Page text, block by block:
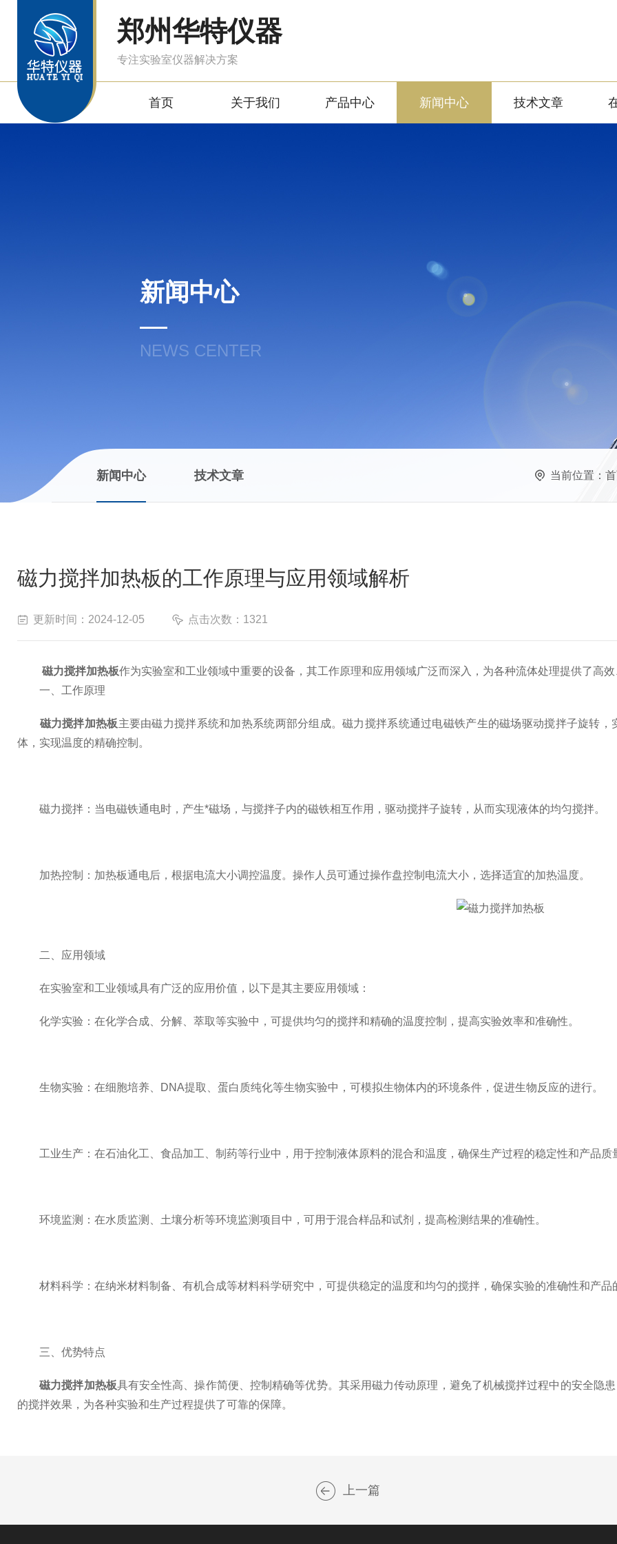
郑州华特仪器
专注实验室仪器解决方案
首页 关于我们 产品中心 新闻中心 技术文章
新闻中心
NEWS CENTER
新闻中心 技术文章 当前位置：
磁力搅拌加热板的工作原理与应用领域解析
更新时间：2024-12-05 点击次数：1321
磁力搅拌加热板作为实验室和工业领域中重要的设备，其工作原理和应用领域广泛而深入，为各种流体处理提供了高
一、工作原理
磁力搅拌加热板主要由磁力搅拌系统和加热系统两部分组成。磁力搅拌系统通过电磁铁产生的磁场驱动搅拌子旋转
体，实现温度的精确控制。
磁力搅拌：当电磁铁通电时，产生*磁场，与搅拌子内的磁铁相互作用，驱动搅拌子旋转，从而实现液体的均匀搅拌。
加热控制：加热板通电后，根据电流大小调控温度。操作人员可通过操作盘控制电流大小，选择适宜的加热温度。
二、应用领域
在实验室和工业领域具有广泛的应用价值，以下是其主要应用领域：
化学实验：在化学合成、分解、萃取等实验中，可提供均匀的搅拌和精确的温度控制，提高实验效率和准确性。
生物实验：在细胞培养、DNA提取、蛋白质纯化等生物实验中，可模拟生物体内的环境条件，促进生物反应的进行。
工业生产：在石油化工、食品加工、制药等行业中，用于控制液体原料的混合和温度，确保生产过程的稳定性和产品质
环境监测：在水质监测、土壤分析等环境监测项目中，可用于混合样品和试剂，提高检测结果的准确性。
材料科学：在纳米材料制备、有机合成等材料科学研究中，可提供稳定的温度和均匀的搅拌，确保实验的准确性和产品
三、优势特点
磁力搅拌加热板具有安全性高、操作简便、控制精确等优势。其采用磁力传动原理，避免了机械搅拌过程中的安全隐
的搅拌效果，为各种实验和生产过程提供了可靠的保障。
上一篇